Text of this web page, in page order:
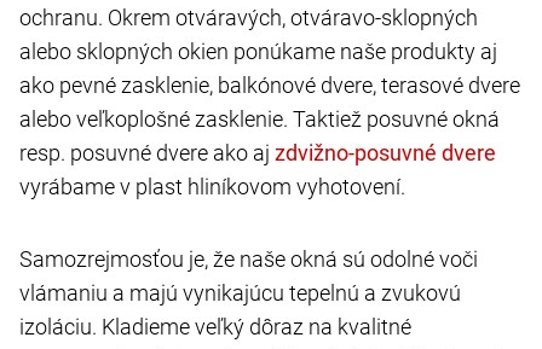
ochranu. Okrem otváravých, otváravo-sklopných
alebo sklopných okien ponúkame naše produkty aj
ako pevné zasklenie, balkónové dvere, terasové dvere
alebo veľkoplošné zasklenie. Taktiež posuvné okná
resp. posuvné dvere ako aj
vyrábame v plast hliníkovom vyhotovení.
Samozrejmosťou je, že naše okná sú odolné voči
vlámaniu a majú vynikajúcu tepelnú a zvukovú
izoláciu. Kladieme veľký dôraz na kvalitné